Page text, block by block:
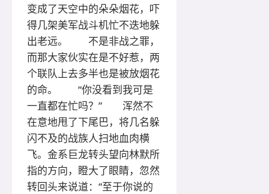
变成了天空中的朵朵烟花，吓
得几架美军战斗机忙不迭地躲
出老远。 不是非战之罪，
而那大家伙实在是不好惹，两
个联队上去多半也是被放烟花
的命。 “你没看到我可是
一直都在忙吗？” 浑然不
在意地甩了下尾巴，将几名躲
闪不及的战族人扫地血肉横
飞。金系巨龙转头望向林默所
指的方向，瞪大了眼睛，忽然
转回头来说道：“至于你说的